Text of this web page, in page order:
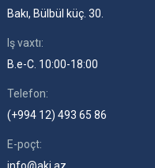
Bakı, Bülbül küç. 30.
Iş vaxtı:
B.e-C. 10:00-18:00
Telefon:
(+994 12) 493 65 86
E-poçt: